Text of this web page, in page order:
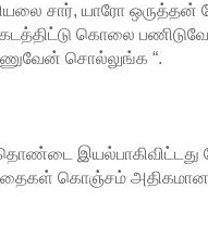
சார், யாரோ ஒருத்தன்
கொலை
சொல்லுங்க “.
இயல்பாகிவிட்டது
கொஞ்சம் அதிகமான